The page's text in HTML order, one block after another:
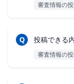
審査情報の
Q 投稿できる
審査情報の